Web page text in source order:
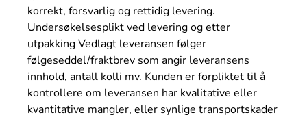
korrekt, forsvarlig og rettidig levering.
Undersøkelsesplikt ved levering og etter
utpakking Vedlagt leveransen følger
følgeseddel/fraktbrev som angir leveransens
innhold, antall kolli mv. Kunden er forpliktet til å
kontrollere om leveransen har kvalitative eller
kvantitative mangler, eller synlige transportskader